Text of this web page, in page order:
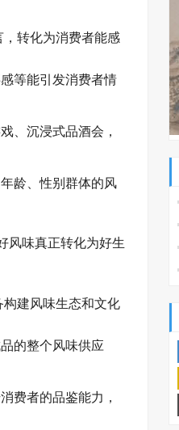
转化为消费者能感
等能引发消费者情
、沉浸式品酒会，
龄、性别群体的风
风味真正转化为好生
建风味生态和文化
的整个风味供应
费者的品鉴能力，